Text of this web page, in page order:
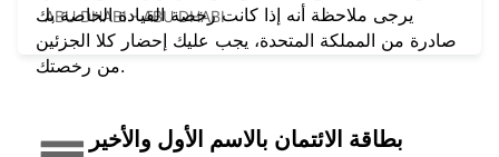
ABU DHABI - ABU DHABI
يرجى ملاحظة أنه إذا كانت رخصة القيادة الخاصة بك
صادرة من المملكة المتحدة، يجب عليك إحضار كلا الجزئين
من رخصتك.
بطاقة الائتمان بالاسم الأول والأخير